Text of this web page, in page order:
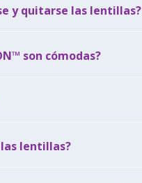
y quitarse las lentillas?
son cómodas?
las lentillas?